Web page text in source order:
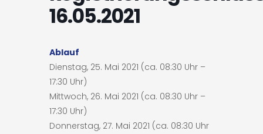
16.05.2021
Ablauf
Dienstag, 25. Mai 2021 (ca. 08:30 Uhr –
17:30 Uhr)
Mittwoch, 26. Mai 2021 (ca. 08:30 Uhr –
17:30 Uhr)
Donnerstag, 27. Mai 2021 (ca. 08:30 Uhr